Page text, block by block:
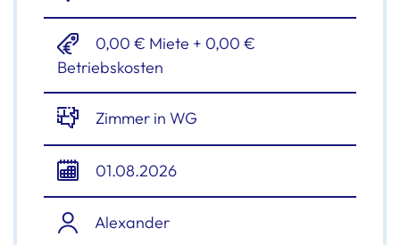
0,00 € Miete + 0,00 €
Betriebskosten
Zimmer in WG
01.08.2026
Alexander